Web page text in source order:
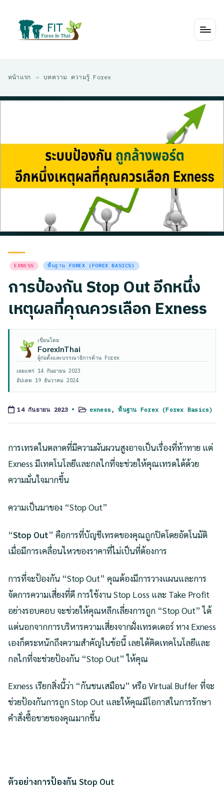
หน้าแรก » บทความ ความรู้ Forex
Posted
EXNESS พื้นฐาน FOREX (FOREX BASICS)
การป้องกัน Stop Out อีกหนึ่ง
เหตุผลที่คุณควรเลือก Exness
เขียนโดย
ForexInThai
ผู้ก่อตั้งและบรรณาธิการด้าน Forex
เผยแพร่ 14 กันยายน 2023
อัปเดต 19 ธันวาคม 2024
14 กันยายน 2023
Postedexness ,พื้นฐาน Forex (Forex Basics)
การเทรดในตลาดที่มีความผันผวนสูงอาจเป็นเรื่องที่ท้าทาย แต่
Exness มีเทคโนโลยีและกลไกที่จะช่วยให้คุณเทรดได้ด้วย
ความมั่นใจมากขึ้น
ความเป็นมาของ “Stop Out”
“Stop Out” คือการที่บัญชีเทรดของคุณถูกปิดโดยอัตโนมัติ
เมื่อมีการเคลื่อนไหวของราคาที่ไม่เป็นที่ต้องการ
การที่จะป้องกัน “Stop Out” คุณต้องมีการวางแผนและการ
จัดการความเสี่ยงที่ดี การใช้งาน Stop Loss และ Take Profit
อย่างรอบคอบ จะช่วยให้คุณหลีกเลี่ยงการถูก “Stop Out” ได้
แต่นอกจากการบริหารความเสี่ยงจากฝั่งเทรดเดอร์ ทาง Exness
เองก็ตระหนักถึงความสำคัญในข้อนี้ เลยได้คิดเทคโนโลยีและ
กลไกที่จะช่วยป้องกัน “Stop Out” ให้คุณ
Exness เรียกสิ่งนี้ว่า “กันชนเสมือน” หรือ Virtual Buffer ที่จะ
ช่วยป้องกันการถูก Stop Out และให้คุณมีโอกาสในการรักษา
คำสั่งซื้อขายของคุณมากขึ้น
ตัวอย่างการป้องกัน Stop Out